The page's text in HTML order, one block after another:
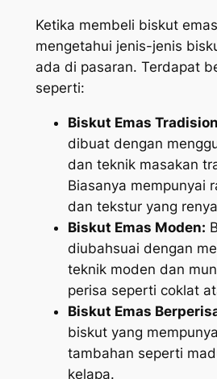
Ketika membeli biskut
mengetahui jenis-jenis
ada di pasaran. Terdapat
seperti:
Biskut Emas
dibuat dengan
dan teknik masakan
Biasanya mempunyai
dan tekstur yang
Biskut Emas Moden:
diubahsuai dengan
teknik moden dan
perisa seperti coklat
Biskut Emas
biskut yang
tambahan seperti
kelapa.